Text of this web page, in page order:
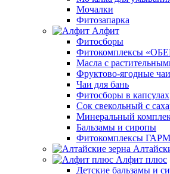
Мочалки
Фитозапарка
Алфит
Фитосборы
Фитокомплексы
Масла с
Фруктово-ягодные
Чаи для бань
Фитосборы в капсулах
Сок свекольный с
Минеральный
Бальзамы и сиропы
Фитокомплексы
Алфит плюс
Детские бальзамы и